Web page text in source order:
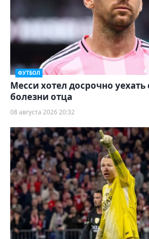
ФУТБОЛ
Месси хотел досрочно уехать
болезни отца
08 августа 2026 20:32